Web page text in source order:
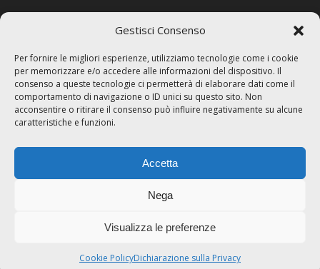
Gestisci Consenso
Per fornire le migliori esperienze, utilizziamo tecnologie come i cookie
per memorizzare e/o accedere alle informazioni del dispositivo. Il
consenso a queste tecnologie ci permetterà di elaborare dati come il
comportamento di navigazione o ID unici su questo sito. Non
acconsentire o ritirare il consenso può influire negativamente su alcune
caratteristiche e funzioni.
Accetta
Nega
Visualizza le preferenze
Cookie PolicyDichiarazione sulla Privacy
Sosteniamo l’associazioneMedici in Stradacittà di Padova, il
codice per il 5x mille
| Designed byYard104-Enfold Theme by Kriesi